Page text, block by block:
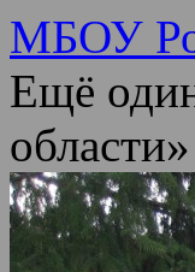
МБОУ
Ещё
области»